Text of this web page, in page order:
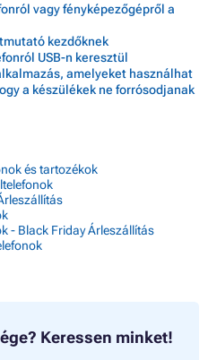
vagy fényképezőgépről a
kezdőknek
USB-n keresztül
amelyeket használhat
a készülékek ne forrósodjanak
és tartozékok
- Black Friday Árleszállítás
Keressen minket!